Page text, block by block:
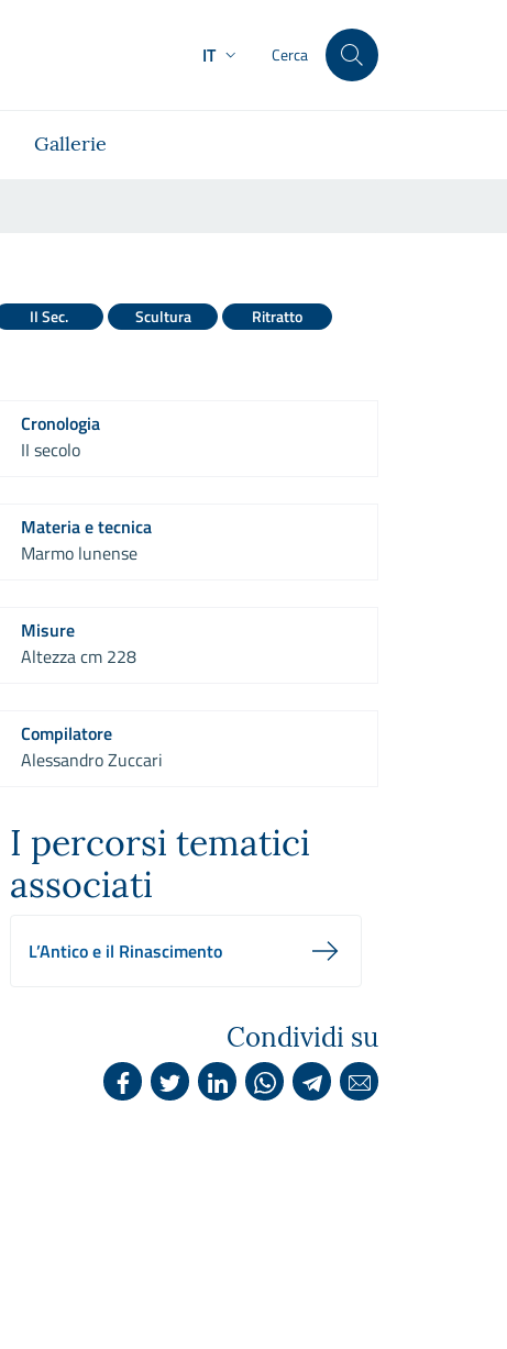
IT Cerca
Gallerie
II Sec. Scultura Ritratto
Cronologia
II secolo
Materia e tecnica
Marmo lunense
Misure
Altezza cm 228
Compilatore
Alessandro Zuccari
I percorsi tematici
associati
L’Antico e il Rinascimento
Condividi su